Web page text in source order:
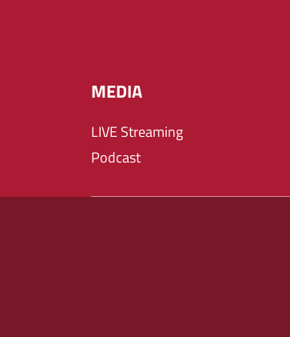
MEDIA
LIVE Streaming
Podcast